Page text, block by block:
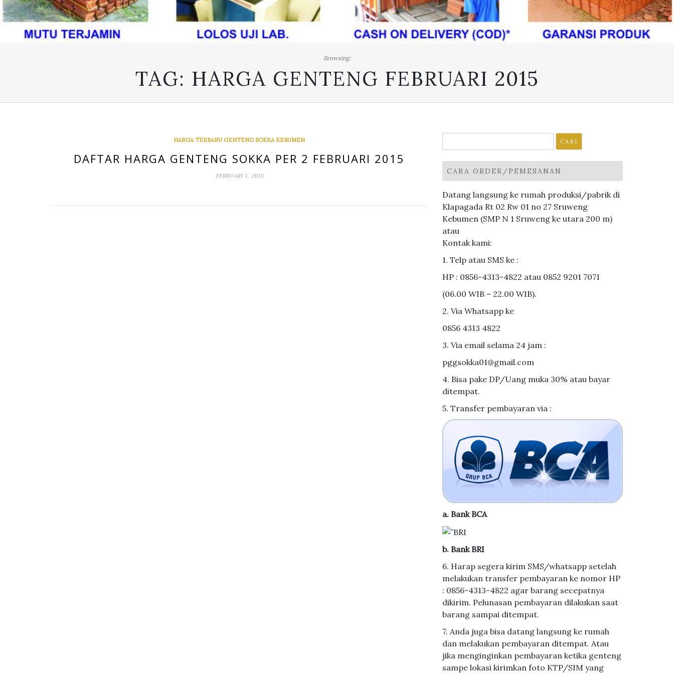
Browsing:
TAG: HARGA GENTENG FEBRUARI 2015
HARGA TERBARU GENTENG SOKKA KEBUMEN
DAFTAR HARGA GENTENG SOKKA PER 2 FEBRUARI 2015
FEBRUARI 1, 2015
untuk:
CARA ORDER/PEMESANAN
Datang langsung ke rumah produksi/pabrik di
Klapagada Rt 02 Rw 01 no 27 Sruweng
Kebumen (SMP N 1 Sruweng ke utara 200 m)
atau
Kontak kami:
1. Telp atau SMS ke :
HP : 0856-4313-4822 atau 0852 9201 7071
(06.00 WIB – 22.00 WIB).
2. Via Whatsapp ke
0856 4313 4822
3. Via email selama 24 jam :
pggsokka01@gmail.com
4. Bisa pake DP/Uang muka 30% atau bayar
ditempat.
5. Transfer pembayaran via :
a. Bank BCA
b. Bank BRI
6. Harap segera kirim SMS/whatsapp setelah
melakukan transfer pembayaran ke nomor HP
: 0856-4313-4822 agar barang secepatnya
dikirim. Pelunasan pembayaran dilakukan saat
barang sampai ditempat.
7. Anda juga bisa datang langsung ke rumah
dan melakukan pembayaran ditempat. Atau
jika menginginkan pembayaran ketika genteng
sampe lokasi kirimkan foto KTP/SIM yang